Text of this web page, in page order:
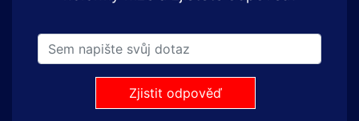
Zjistit odpověď